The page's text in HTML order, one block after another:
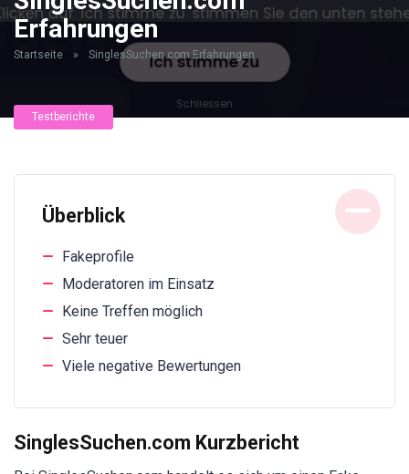
Erfahrungen
Startseite » SinglesSuchen.com Erfahrungen
Testberichte
Überblick
Fakeprofile
Moderatoren im Einsatz
Keine Treffen möglich
Sehr teuer
Viele negative Bewertungen
SinglesSuchen.com Kurzbericht